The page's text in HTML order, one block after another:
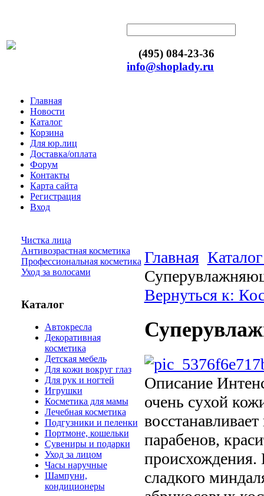
(495) 084-23-36
info@shoplady.ru
Главная
Новости
Каталог
Корзина
Для юр.лиц
Доставка/оплата
Форум
Контакты
Карта сайта
Регистрация
Вход
Чистка лица
Антивозрастная косметика
Профессиональная косметика
Уход за волосами
Каталог
Автокресла
Декоративная
косметика
Детская мебель
Для кожи вокруг глаз
Для рук и ногтей
Игрушки
Косметика для мамы
Лечебная косметика
Подгузники и пеленки
Портмоне, кошельки
Сувениры и подарки
Уход за лицом
Часы наручные
Шампуни,
кондиционеры
Главная
Вернуться к:
Описание
очень сухой
парабенов,
происхождения.
сладкого